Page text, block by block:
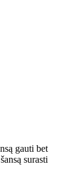
gauti bet
surasti